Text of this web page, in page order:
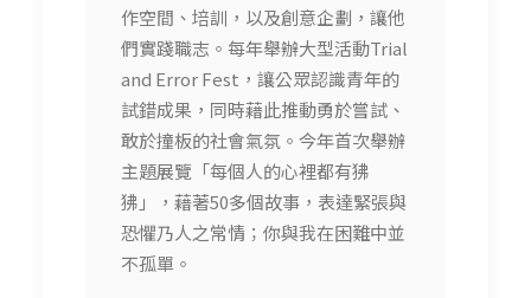
作空間、培訓，以及創意企劃，讓他
們實踐職志。每年舉辦大型活動Trial
and Error Fest，讓公眾認識青年的
試錯成果，同時藉此推動勇於嘗試、
敢於撞板的社會氣氛。今年首次舉辦
主題展覽「每個人的心裡都有狒
狒」，藉著50多個故事，表達緊張與
恐懼乃人之常情；你與我在困難中並
不孤單。